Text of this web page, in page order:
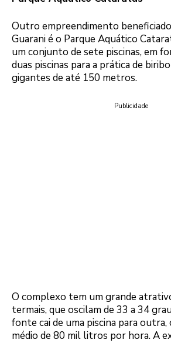
Outro empreendimento
Guarani é o Parque Aquático
um conjunto de sete piscinas, em
duas piscinas para a prática de
gigantes de até 150 metros.
Publicidade
O complexo tem um grande
termais, que oscilam de 33 a 34
fonte cai de uma piscina para
médio de 80 mil litros por hora. A